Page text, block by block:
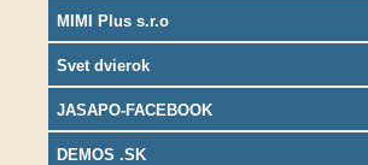
MIMI Plus s.r.o
Svet dvierok
JASAPO-FACEBOOK
DEMOS .SK